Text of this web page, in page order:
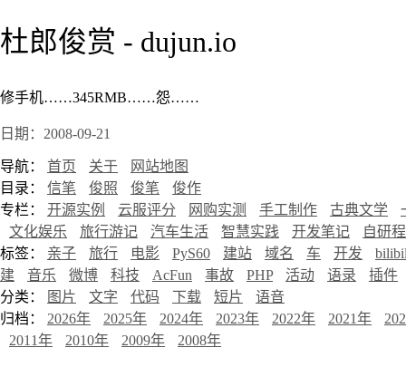
杜郎俊赏 - dujun.io
修手机……345RMB……怨……
日期：2008-09-21
导航： 首页 关于
网站地图
目录： 信笔 俊照 俊笔
俊作
专栏： 开源实例 云服评分 网购实测 手工制作 古典文学
文化娱乐
旅行游记 汽车生活 智慧实践 开发笔记
自研
标签： 亲子 旅行 电影 PyS60 建站 域名 车 开发
建
音乐 微博 科技 AcFun 事故 PHP 活动 语录
插件
分类：
图片 文字 代码 下载 短片
语音
归档： 2026年 2025年 2024年 2023年 2022年 2021年
2011年
2010年 2009年 2008年